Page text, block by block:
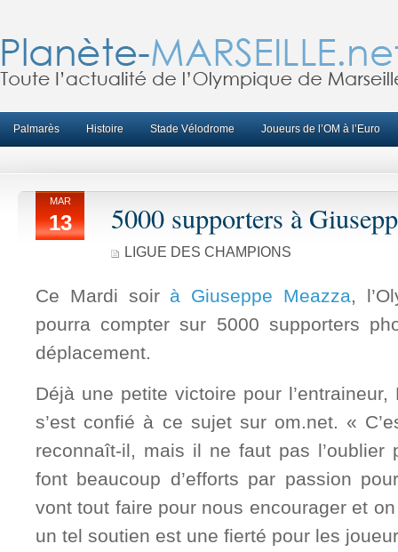
Palmarès Histoire Stade Vélodrome Joueurs de l’OM à l’Euro
MAR
13 5000 supporters à
LIGUE DES CHAMPIONS
Ce Mardi soir à Giuseppe Meazza,
pourra compter sur 5000 supporters
déplacement.
Déjà une petite victoire pour
s’est confié à ce sujet sur om.net. «
reconnaît-il, mais il ne faut pas l’oublier
font beaucoup d’efforts par passion
vont tout faire pour nous encourager et
un tel soutien est une fierté pour les